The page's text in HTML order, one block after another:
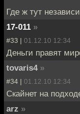
Где ж тут
17-011 »
#33 | 01.12.10 12:34
Деньги правят
tovaris4 »
#34 | 01.12.10 12:34
Скайнет на
arz »